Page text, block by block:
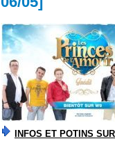
INFOS ET POTINS